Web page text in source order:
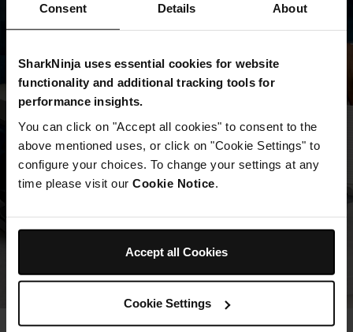
Consent Details About
SharkNinja uses essential cookies for website
functionality and additional tracking tools for
performance insights.
You can click on "Accept all cookies" to consent to the
above mentioned uses, or click on "Cookie Settings" to
configure your choices. To change your settings at any
time please visit our Cookie Notice
Accept all Cookies
Cookie Settings